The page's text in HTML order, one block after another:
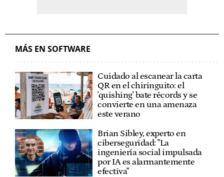
MÁS EN SOFTWARE
Cuidado al escanear la carta
QR en el chiringuito: el
'quishing' bate récords y se
convierte en una amenaza
este verano
Brian Sibley, experto en
ciberseguridad: "La
ingeniería social impulsada
por IA es alarmantemente
efectiva"